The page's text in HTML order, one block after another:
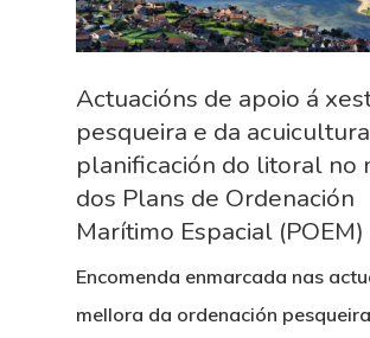
Actuacións de apoio á
pesqueira e da
planificación do litoral no
dos Plans de Ordenación
Marítimo Espacial (POEM)
Encomenda enmarcada nas
mellora da ordenación